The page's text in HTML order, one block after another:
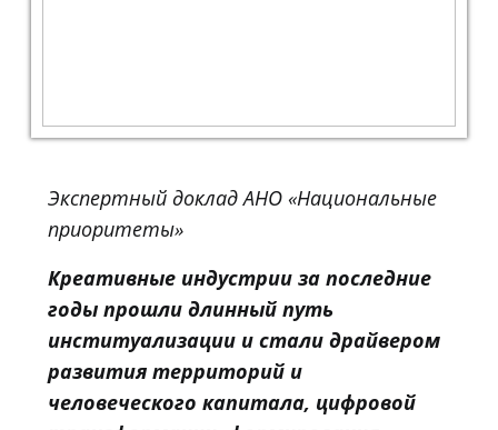
Экспертный доклад АНО «Национальные
приоритеты»
Креативные индустрии за последние
годы прошли длинный путь
институализации и стали драйвером
развития территорий и
человеческого капитала, цифровой